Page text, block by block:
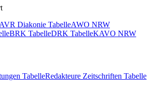
AVR Diakonie TabelleAWO NRW
BRK TabelleDRK TabelleKAVO NRW
TabelleRedakteure Zeitschriften Tabelle